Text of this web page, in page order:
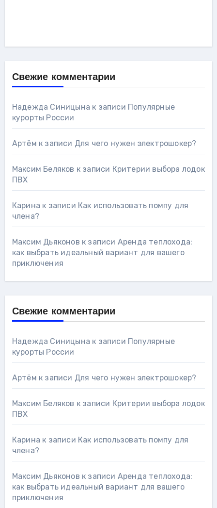
Свежие комментарии
Надежда Синицына к записи Популярные
курорты России
Артём к записи Для чего нужен электрошокер?
Максим Беляков к записи Критерии выбора лодок
ПВХ
Карина к записи Как использовать помпу для
члена?
Максим Дьяконов к записи Аренда теплохода:
как выбрать идеальный вариант для вашего
приключения
Свежие комментарии
Надежда Синицына к записи Популярные
курорты России
Артём к записи Для чего нужен электрошокер?
Максим Беляков к записи Критерии выбора лодок
ПВХ
Карина к записи Как использовать помпу для
члена?
Максим Дьяконов к записи Аренда теплохода:
как выбрать идеальный вариант для вашего
приключения